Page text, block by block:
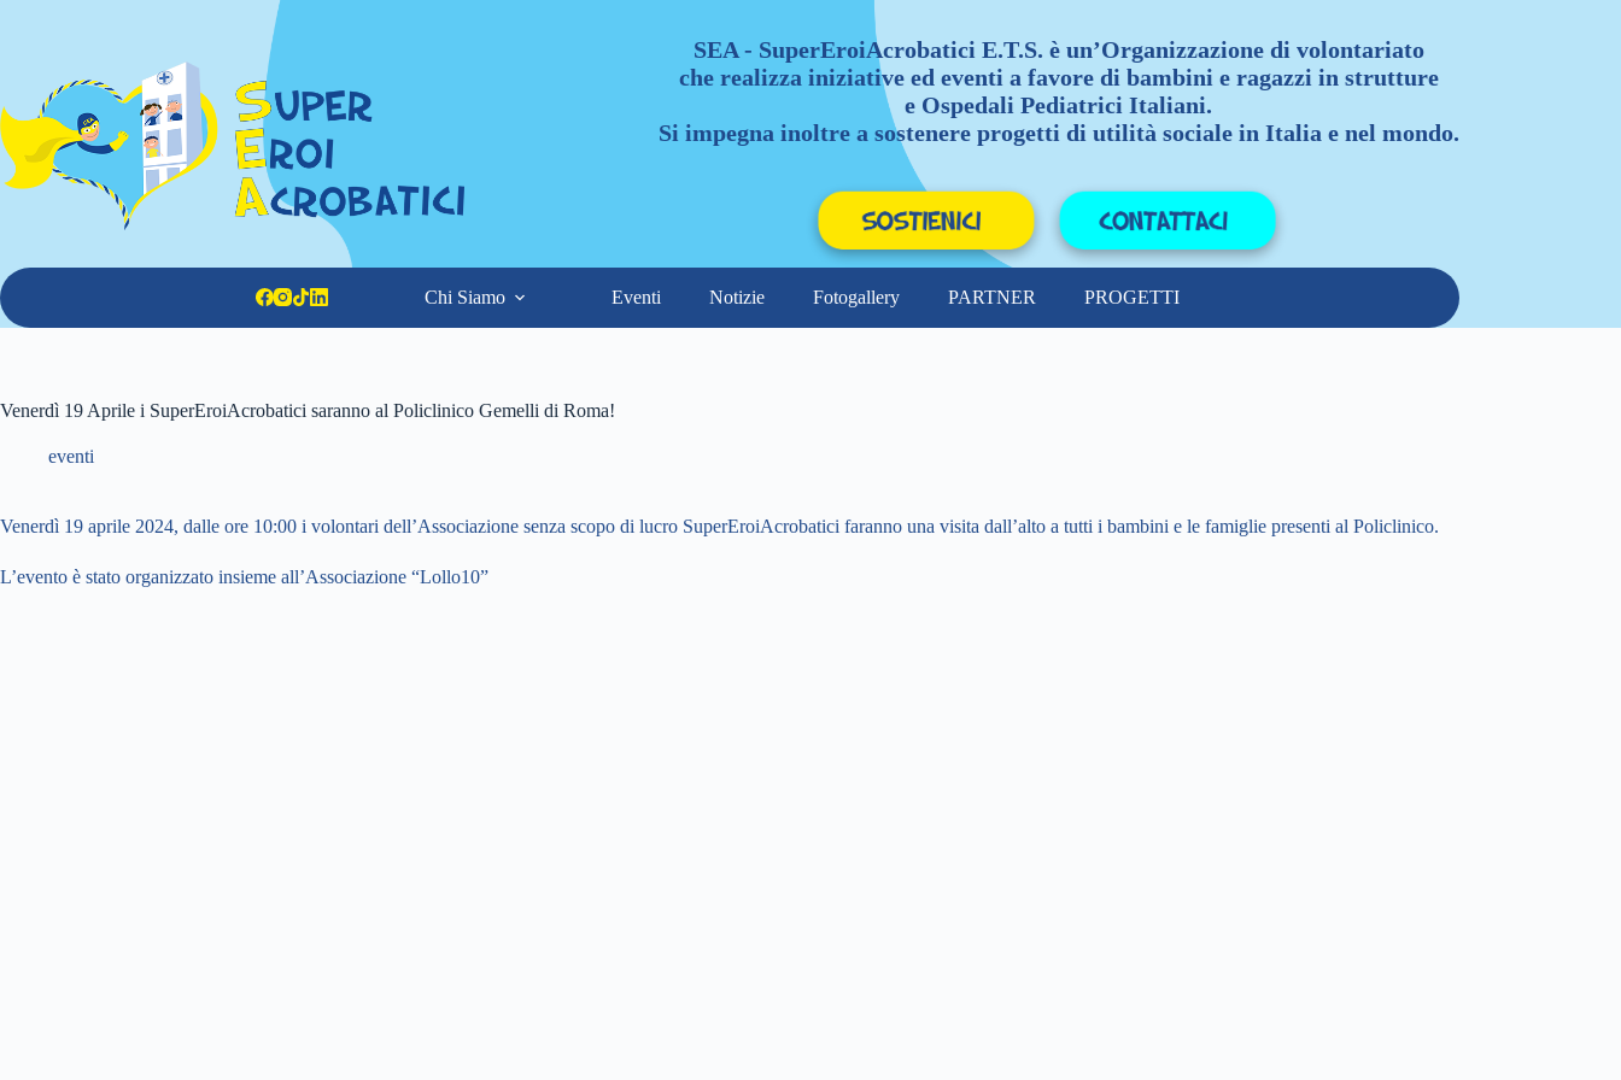
SEA - SuperEroiAcrobatici E.T.S. è un’Organizzazione di volontariato
che realizza iniziative ed eventi a favore di bambini e ragazzi in strutture
e Ospedali Pediatrici Italiani.
Si impegna inoltre a sostenere progetti di utilità sociale in Italia e nel mondo.
Chi Siamo Eventi Notizie Fotogallery PARTNER PROGETTI
Venerdì 19 Aprile i SuperEroiAcrobatici saranno al Policlinico Gemelli di Roma!
eventi
Venerdì 19 aprile 2024, dalle ore 10:00 i volontari dell’Associazione senza scopo di lucro SuperEroiAcrobatici faranno una visita dall’alto a tutti i bambini e le famiglie presenti al Policlinico.
L’evento è stato organizzato insieme all’Associazione “Lollo10”